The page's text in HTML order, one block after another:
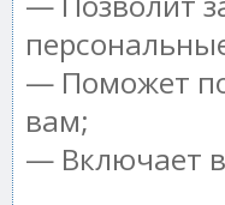
— Поможет
вам;
— Включает в